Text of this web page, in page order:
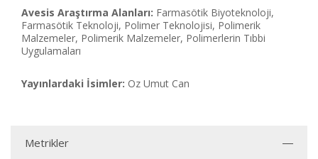
Avesis Araştırma Alanları: Farmasötik Biyoteknoloji,
Farmasötik Teknoloji, Polimer Teknolojisi, Polimerik
Malzemeler, Polimerik Malzemeler, Polimerlerin Tıbbi
Uygulamaları
Yayınlardaki İsimler: Oz Umut Can
Metrikler